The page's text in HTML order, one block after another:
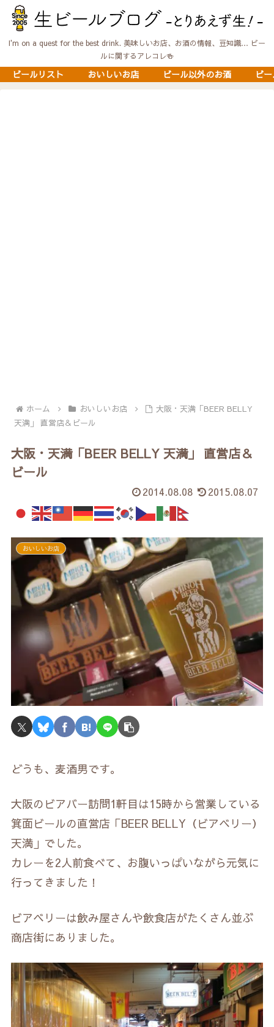
I'm on a quest for the best drink. 美味しいお店、お酒の情報、豆知識… ビー
ルに関するアレコレ🍻
ビールリスト おいしいお店 ビール以外のお酒 ビ
ホーム おいしいお店
大阪・天満「BEER BELLY
天満」 直営店＆ビール
大阪・天満「BEER BELLY 天満」 直営店＆
ビール
2014.08.08 2015.08.07
おいしいお店
どうも、麦酒男です。
大阪のビアバー訪問1軒目は15時から営業している
箕面ビールの直営店「BEER BELLY（ビアベリー）
天満」でした。
カレーを2人前食べて、お腹いっぱいながら元気に
行ってきました！
ビアベリーは飲み屋さんや飲食店がたくさん並ぶ
商店街にありました。